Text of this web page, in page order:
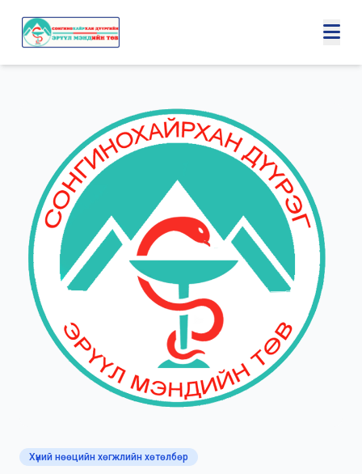
Хүний нөөцийн хөгжлийн хөтөлбөр